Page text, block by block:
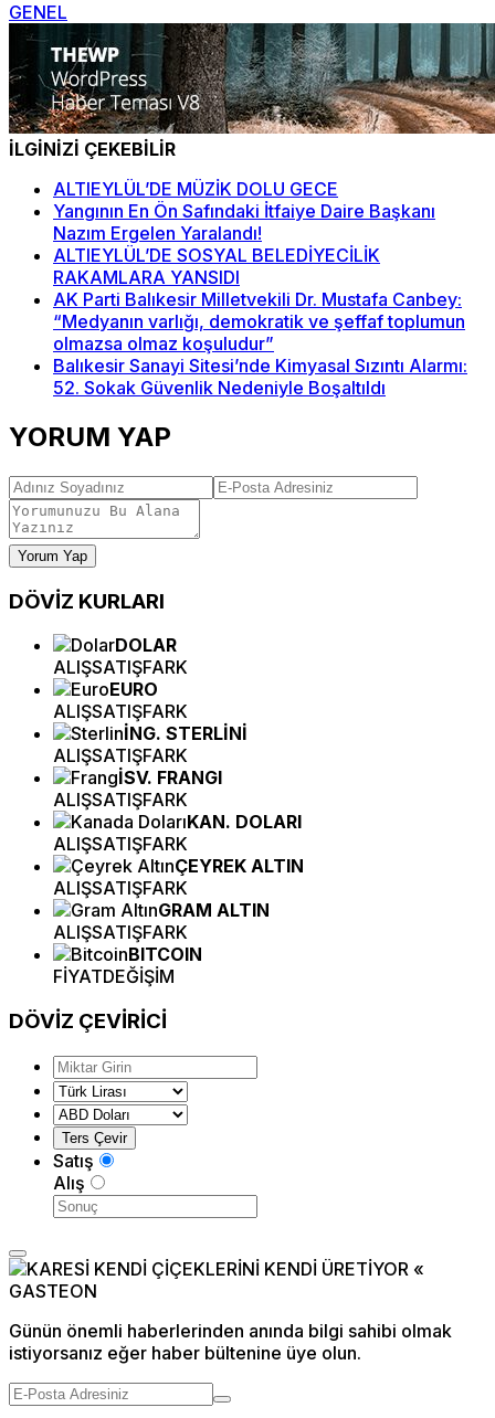
GENEL
İLGİNİZİ ÇEKEBİLİR
ALTIEYLÜL’DE MÜZİK DOLU GECE
Yangının En Ön Safındaki İtfaiye Daire Başkanı
Nazım Ergelen Yaralandı!
ALTIEYLÜL’DE SOSYAL BELEDİYECİLİK
RAKAMLARA YANSIDI
AK Parti Balıkesir Milletvekili Dr. Mustafa Canbey:
“Medyanın varlığı, demokratik ve şeffaf toplumun
olmazsa olmaz koşuludur”
Balıkesir Sanayi Sitesi’nde Kimyasal Sızıntı Alarmı:
52. Sokak Güvenlik Nedeniyle Boşaltıldı
YORUM YAP
Yorum Yap
DÖVİZ KURLARI
DOLAR
ALIŞSATIŞFARK
EURO
ALIŞSATIŞFARK
İNG. STERLİNİ
ALIŞSATIŞFARK
İSV. FRANGI
ALIŞSATIŞFARK
KAN. DOLARI
ALIŞSATIŞFARK
ÇEYREK ALTIN
ALIŞSATIŞFARK
GRAM ALTIN
ALIŞSATIŞFARK
BITCOIN
FİYATDEĞİŞİM
DÖVİZ ÇEVİRİCİ
Satış
Alış
Günün önemli haberlerinden anında bilgi sahibi olmak
istiyorsanız eğer haber bültenine üye olun.